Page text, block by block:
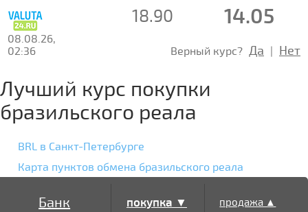
18.90 14.05
08.08.26,
02:36
Верный курс? Да | Нет
Лучший курс покупки
бразильского реала
BRL в Санкт-Петербурге
Карта пунктов обмена бразильского реала
Банк покупка ▼ продажа ▲